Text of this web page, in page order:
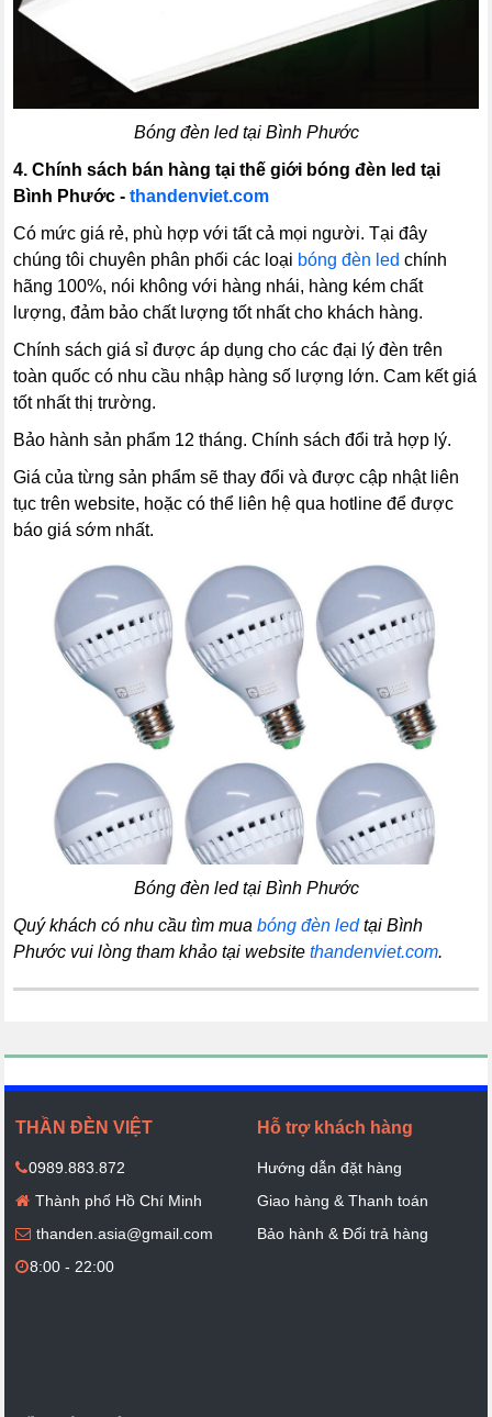
Bóng đèn led tại Bình Phước
4.Chính sách bán hàng tại thế giới bóng đèn led tại
Bình Phước -thandenviet.com
Có mức giá rẻ, phù hợp với tất cả mọi người. Tại đây
chúng tôi chuyên phân phối các loại bóng đèn led chính
hãng 100%, nói không với hàng nhái, hàng kém chất
lượng, đảm bảo chất lượng tốt nhất cho khách hàng.
Chính sách giá sỉ được áp dụng cho các đại lý đèn trên
toàn quốc có nhu cầu nhập hàng số lượng lớn. Cam kết giá
tốt nhất thị trường.
Bảo hành sản phẩm 12 tháng. Chính sách đổi trả hợp lý.
Giá của từng sản phẩm sẽ thay đổi và được cập nhật liên
tục trên website, hoặc có thể liên hệ qua hotline để được
báo giá sớm nhất.
Bóng đèn led tại Bình Phước
Quý khách có nhu cầu tìm muabóng đèn ledtại Bình
Phước vui lòng tham khảo tại websitethandenviet.com.
THẦN ĐÈN VIỆT
0989.883.872
Thành phố Hồ Chí Minh
thanden.asia@gmail.com
8:00 - 22:00
Hỗ trợ khách hàng
Hướng dẫn đặt hàng
Giao hàng & Thanh toán
Bảo hành & Đổi trả hàng